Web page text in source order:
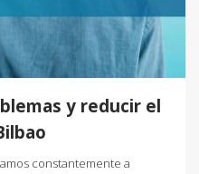
y reducir el
constantemente a